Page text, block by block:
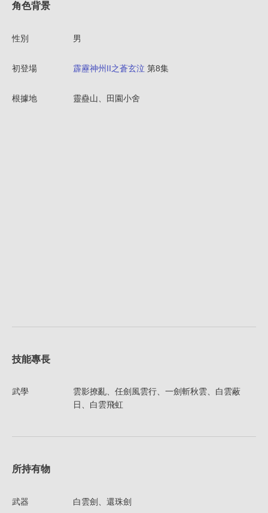
角色背景
性別 男
初登場 霹靂神州II之蒼玄泣 第8集
根據地 靈蠱山、田園小舍
技能專長
武學
雲影撩亂、任劍風雲行、一劍斬秋雲、白雲蔽
日、白雲飛虹
所持有物
武器 白雲劍、還珠劍